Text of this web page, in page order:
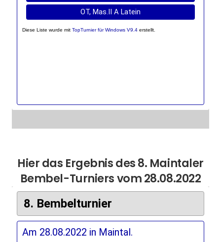
Hier das Ergebnis des 8. Maintaler
Bembel-Turniers vom 28.08.2022